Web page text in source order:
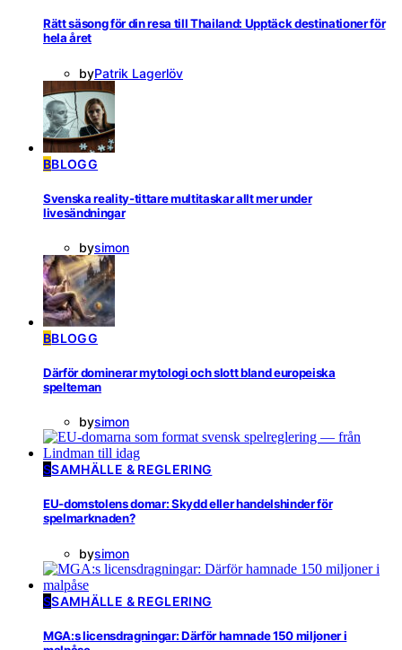
Rätt säsong för din resa till Thailand: Upptäck destinationer för
hela året
byPatrik Lagerlöv
BBLOGG
Svenska reality-tittare multitaskar allt mer under
livesändningar
bysimon
BBLOGG
Därför dominerar mytologi och slott bland europeiska
spelteman
bysimon
SSAMHÄLLE & REGLERING
EU-domstolens domar: Skydd eller handelshinder för
spelmarknaden?
bysimon
SSAMHÄLLE & REGLERING
MGA:s licensdragningar: Därför hamnade 150 miljoner i